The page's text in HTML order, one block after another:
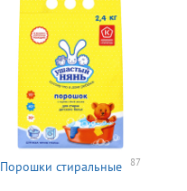
Порошки стиральные 87